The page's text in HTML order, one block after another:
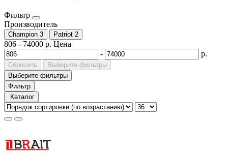
Фильтр
Производитель
Champion 3 Patriot 2
806 - 74000 р. Цена
-
р.
Сбросить
Выберите фильтры
Выберите фильтры
Фильтр
Каталог